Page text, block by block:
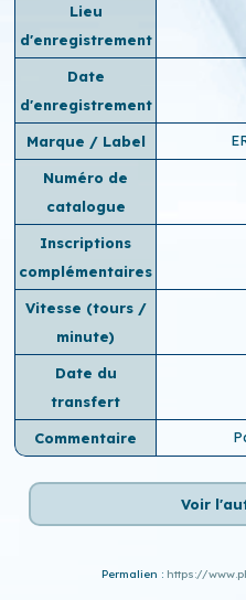
Lieu
d'enregistrement
Date
d'enregistrement
Marque / Label
Numéro de
catalogue
Inscriptions
complémentaires
Vitesse (tours /
minute)
Date du
transfert
Commentaire
Voir
Permalien : https://